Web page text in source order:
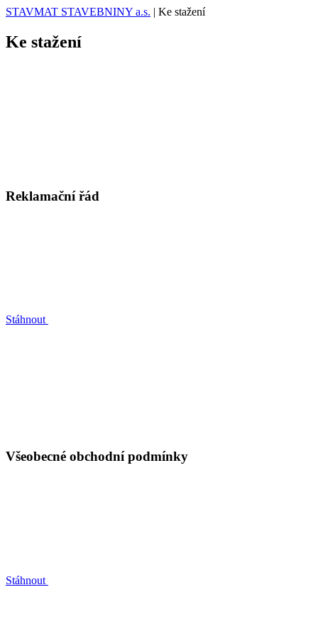
STAVMAT STAVEBNINY a.s. | Ke stažení
Ke stažení
Reklamační řád
Stáhnout
Všeobecné obchodní podmínky
Stáhnout